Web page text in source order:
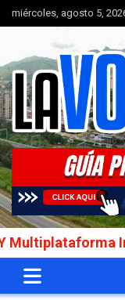
Saltar
al
miércoles, agosto 5,
La Voz
Portal de noticias